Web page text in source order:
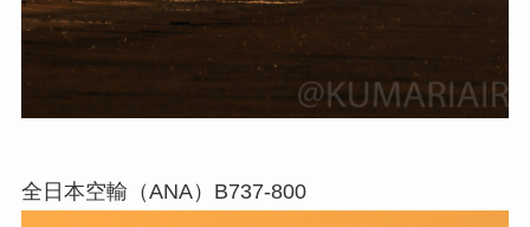
全日本空輸（ANA）B737-800